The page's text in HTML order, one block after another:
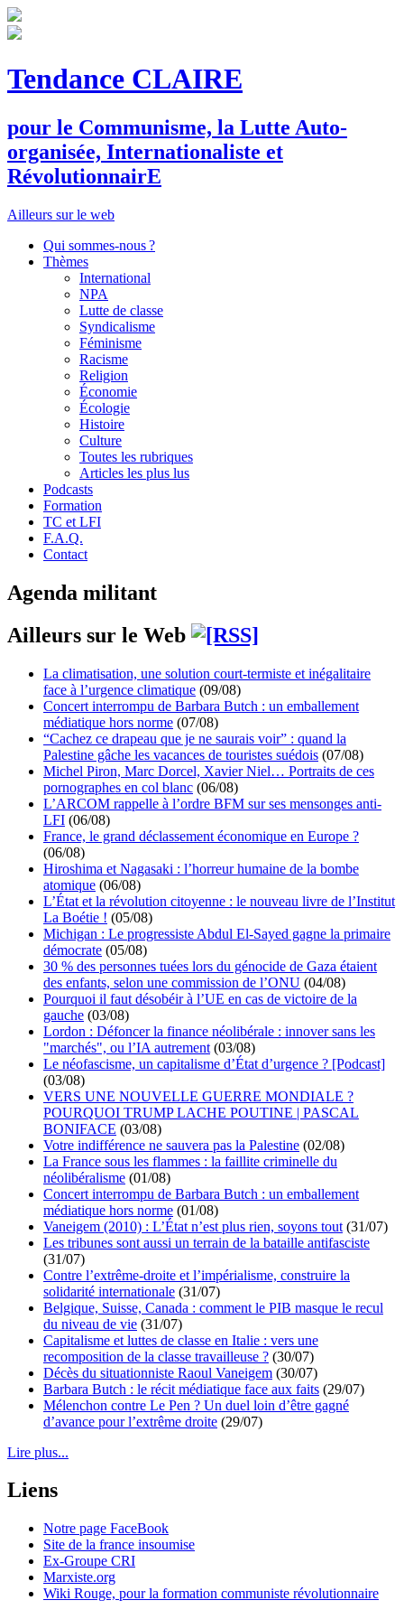
Tendance CLAIRE
pour le Communisme, la Lutte Auto-
organisée, Internationaliste et
RévolutionnairE
Ailleurs sur le web
Qui sommes-nous ?
Thèmes
International
NPA
Lutte de classe
Syndicalisme
Féminisme
Racisme
Religion
Économie
Écologie
Histoire
Culture
Toutes les rubriques
Articles les plus lus
Podcasts
Formation
TC et LFI
F.A.Q.
Contact
Agenda militant
Ailleurs sur le Web
La climatisation, une solution court-termiste et inégalitaire
face à l’urgence climatique (09/08)
Concert interrompu de Barbara Butch : un emballement
médiatique hors norme (07/08)
“Cachez ce drapeau que je ne saurais voir” : quand la
Palestine gâche les vacances de touristes suédois (07/08)
Michel Piron, Marc Dorcel, Xavier Niel… Portraits de ces
pornographes en col blanc (06/08)
L’ARCOM rappelle à l’ordre BFM sur ses mensonges anti-
LFI (06/08)
France, le grand déclassement économique en Europe ?
(06/08)
Hiroshima et Nagasaki : l’horreur humaine de la bombe
atomique (06/08)
L’État et la révolution citoyenne : le nouveau livre de l’Institut
La Boétie ! (05/08)
Michigan : Le progressiste Abdul El-Sayed gagne la primaire
démocrate (05/08)
30 % des personnes tuées lors du génocide de Gaza étaient
des enfants, selon une commission de l’ONU (04/08)
Pourquoi il faut désobéir à l’UE en cas de victoire de la
gauche (03/08)
Lordon : Défoncer la finance néolibérale : innover sans les
"marchés", ou l’IA autrement (03/08)
Le néofascisme, un capitalisme d’État d’urgence ? [Podcast]
(03/08)
VERS UNE NOUVELLE GUERRE MONDIALE ?
POURQUOI TRUMP LACHE POUTINE | PASCAL
BONIFACE (03/08)
Votre indifférence ne sauvera pas la Palestine (02/08)
La France sous les flammes : la faillite criminelle du
néolibéralisme (01/08)
Concert interrompu de Barbara Butch : un emballement
médiatique hors norme (01/08)
Vaneigem (2010) : L’État n’est plus rien, soyons tout (31/07)
Les tribunes sont aussi un terrain de la bataille antifasciste
(31/07)
Contre l’extrême-droite et l’impérialisme, construire la
solidarité internationale (31/07)
Belgique, Suisse, Canada : comment le PIB masque le recul
du niveau de vie (31/07)
Capitalisme et luttes de classe en Italie : vers une
recomposition de la classe travailleuse ? (30/07)
Décès du situationniste Raoul Vaneigem (30/07)
Barbara Butch : le récit médiatique face aux faits (29/07)
Mélenchon contre Le Pen ? Un duel loin d’être gagné
d’avance pour l’extrême droite (29/07)
Lire plus...
Liens
Notre page FaceBook
Site de la france insoumise
Ex-Groupe CRI
Marxiste.org
Wiki Rouge, pour la formation communiste révolutionnaire